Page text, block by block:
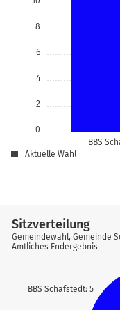
0
2
4
6
8
BBS
Aktuelle Wahl
BBS Schafstedt: 5
Sitzverteilung
Gemeindewahl, Gemeinde
Amtliches Endergebnis